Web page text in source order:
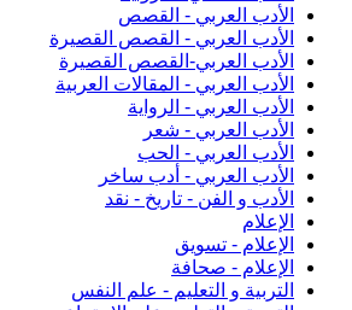
الأدب العربي - القصص
الأدب العربي - القصص القصيرة
الأدب العربي-القصص القصيرة
الأدب العربي - المقالات العربية
الأدب العربي - الرواية
الأدب العربي - شعر
الأدب العربي - الحب
الأدب العربي - أدب ساخر
الأدب و الفن - تاريخ - نقد
الإعلام
الإعلام - تسويق
الإعلام - صحافة
التربية و التعليم - علم النفس